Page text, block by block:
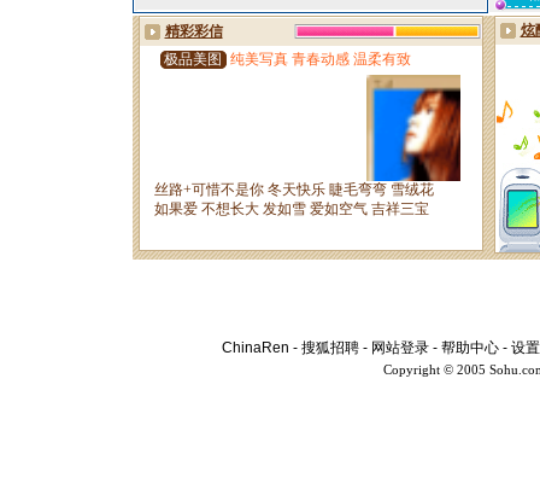
ChinaRen - 搜狐招聘 - 网站登录 - 帮助中心 - 设
Copyright © 2005